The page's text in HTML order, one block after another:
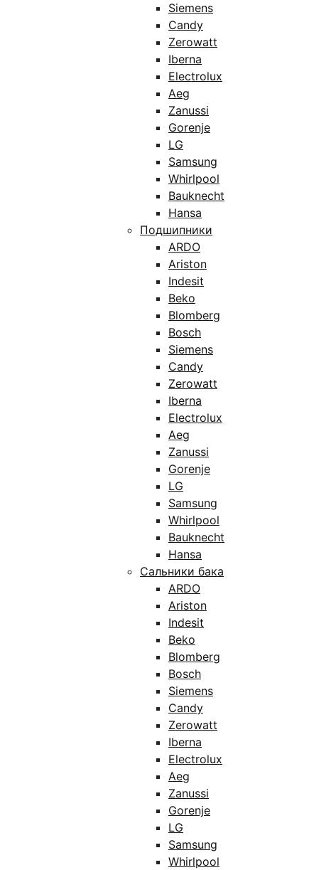
Siemens
Candy
Zerowatt
Iberna
Electrolux
Aeg
Zanussi
Gorenje
LG
Samsung
Whirlpool
Bauknecht
Hansa
Подшипники
ARDO
Ariston
Indesit
Beko
Blomberg
Bosch
Siemens
Candy
Zerowatt
Iberna
Electrolux
Aeg
Zanussi
Gorenje
LG
Samsung
Whirlpool
Bauknecht
Hansa
Сальники бака
ARDO
Ariston
Indesit
Beko
Blomberg
Bosch
Siemens
Candy
Zerowatt
Iberna
Electrolux
Aeg
Zanussi
Gorenje
LG
Samsung
Whirlpool